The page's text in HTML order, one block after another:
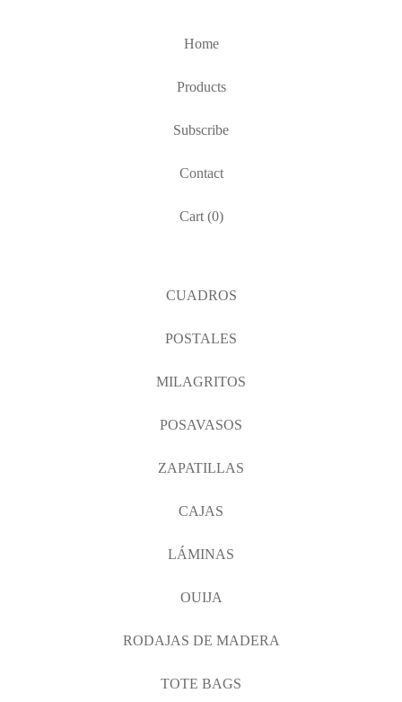
Home
Products
Subscribe
Contact
Cart (0)
CUADROS
POSTALES
MILAGRITOS
POSAVASOS
ZAPATILLAS
CAJAS
LÁMINAS
OUIJA
RODAJAS DE MADERA
TOTE BAGS